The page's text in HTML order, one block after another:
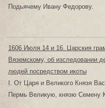
Подьячему Ивану Федорову.
1606 Июля 14 и 16. Царския
Вяземскому, об изследовании
людей посредством икоты
I. От Царя и Великого Князя
Пермь Великую, князю Семену